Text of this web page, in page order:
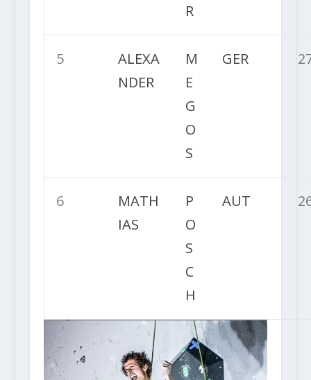
R
5
ALEXA
NDER
M
E
G
O
S
GER
6
MATH
IAS
P
O
S
C
H
AUT